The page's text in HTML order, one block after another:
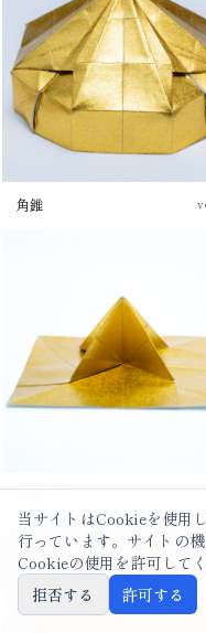
角錐
チュートリアル
角錐
当サイトはCookieを使用
行っています。サイトの
Cookieの使用を許可してく
拒否する
許可する